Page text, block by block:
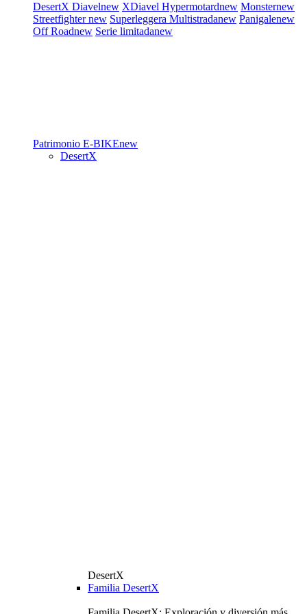
DesertX Diavelnew XDiavel Hypermotardnew Monsternew
Streetfighternew Superleggera Multistradanew Panigalenew
Off Roadnew Serie limitadanew
Patrimonio E-BIKEnew
DesertX
DesertX
Familia DesertX